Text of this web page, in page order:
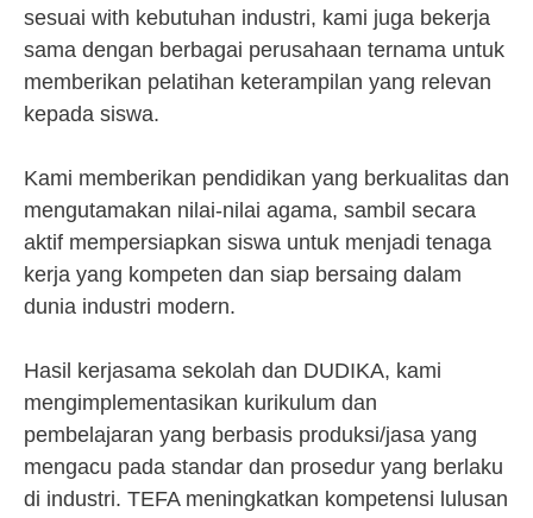
sesuai with kebutuhan industri, kami juga bekerja
sama dengan berbagai perusahaan ternama untuk
memberikan pelatihan keterampilan yang relevan
kepada siswa.
Kami memberikan pendidikan yang berkualitas dan
mengutamakan nilai-nilai agama, sambil secara
aktif mempersiapkan siswa untuk menjadi tenaga
kerja yang kompeten dan siap bersaing dalam
dunia industri modern.
Hasil kerjasama sekolah dan DUDIKA, kami
mengimplementasikan kurikulum dan
pembelajaran yang berbasis produksi/jasa yang
mengacu pada standar dan prosedur yang berlaku
di industri. TEFA meningkatkan kompetensi lulusan